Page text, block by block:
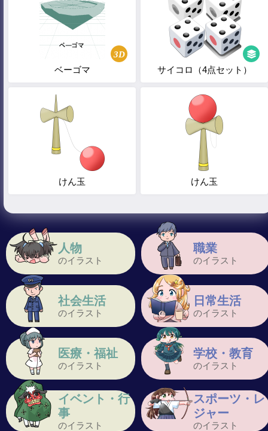
人物
のイラスト
職業
のイラスト
社会生活
のイラスト
日常生活
のイラスト
医療・福祉
のイラスト
学校・教育
のイラスト
イベント・行
事
のイラスト
スポーツ・レ
ジャー
のイラスト
3D
ベーゴマ サイコロ（4点セット）
けん玉 けん玉